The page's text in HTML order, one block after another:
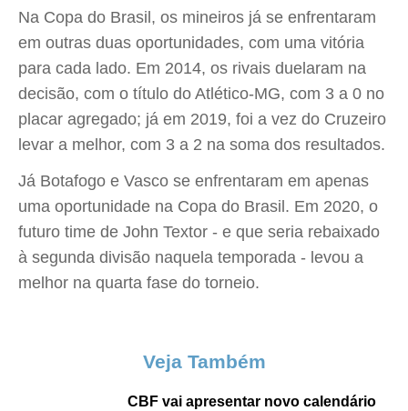
Na Copa do Brasil, os mineiros já se enfrentaram
em outras duas oportunidades, com uma vitória
para cada lado. Em 2014, os rivais duelaram na
decisão, com o título do Atlético-MG, com 3 a 0 no
placar agregado; já em 2019, foi a vez do Cruzeiro
levar a melhor, com 3 a 2 na soma dos resultados.
Já Botafogo e Vasco se enfrentaram em apenas
uma oportunidade na Copa do Brasil. Em 2020, o
futuro time de John Textor - e que seria rebaixado
à segunda divisão naquela temporada - levou a
melhor na quarta fase do torneio.
Veja Também
CBF vai apresentar novo calendário